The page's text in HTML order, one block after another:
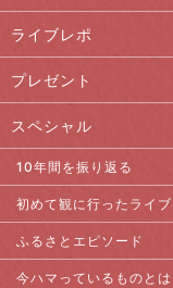
ライブレポ
プレゼント
スペシャル
10年間を振り返る
初めて観に行ったライブ
ふるさとエピソード
今ハマっているものとは